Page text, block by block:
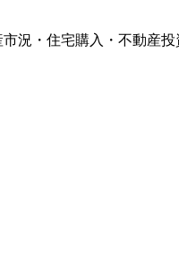
況・住宅購入・不動産